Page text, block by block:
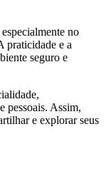
no
praticidade e a
seguro e
pessoais. Assim,
e explorar seus